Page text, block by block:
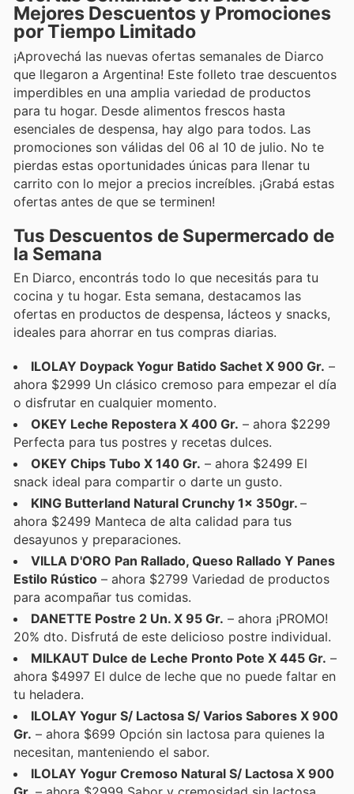
Mejores Descuentos y Promociones
por Tiempo Limitado
¡Aprovechá las nuevas ofertas semanales de Diarco
que llegaron a Argentina! Este folleto trae descuentos
imperdibles en una amplia variedad de productos
para tu hogar. Desde alimentos frescos hasta
esenciales de despensa, hay algo para todos. Las
promociones son válidas del 06 al 10 de julio. No te
pierdas estas oportunidades únicas para llenar tu
carrito con lo mejor a precios increíbles. ¡Grabá estas
ofertas antes de que se terminen!
Tus Descuentos de Supermercado de
la Semana
En Diarco, encontrás todo lo que necesitás para tu
cocina y tu hogar. Esta semana, destacamos las
ofertas en productos de despensa, lácteos y snacks,
ideales para ahorrar en tus compras diarias.
ILOLAY Doypack Yogur Batido Sachet X 900 Gr. –
ahora $2999 Un clásico cremoso para empezar el día
o disfrutar en cualquier momento.
OKEY Leche Repostera X 400 Gr. – ahora $2299
Perfecta para tus postres y recetas dulces.
OKEY Chips Tubo X 140 Gr. – ahora $2499 El
snack ideal para compartir o darte un gusto.
KING Butterland Natural Crunchy 1x 350gr.–
ahora $2499 Manteca de alta calidad para tus
desayunos y preparaciones.
VILLA D'ORO Pan Rallado, Queso Rallado Y Panes
Estilo Rústico – ahora $2799 Variedad de productos
para acompañar tus comidas.
DANETTE Postre 2 Un. X 95 Gr. – ahora ¡PROMO!
20% dto. Disfrutá de este delicioso postre individual.
MILKAUT Dulce de Leche Pronto Pote X 445 Gr. –
ahora $4997 El dulce de leche que no puede faltar en
tu heladera.
ILOLAY Yogur S/ Lactosa S/ Varios Sabores X 900
Gr. – ahora $699 Opción sin lactosa para quienes la
necesitan, manteniendo el sabor.
ILOLAY Yogur Cremoso Natural S/ Lactosa X 900